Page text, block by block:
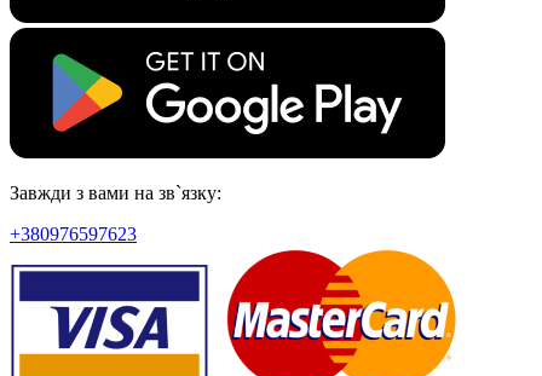
Завжди з вами на зв`язку:
+380976597623